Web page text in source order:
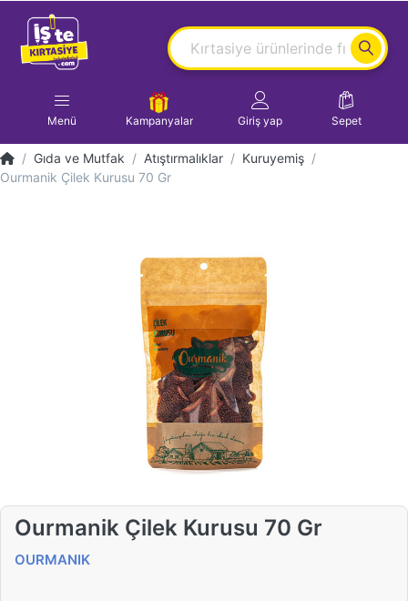
Menü Kampanyalar Giriş yap Sepet
Gıda ve Mutfak Atıştırmalıklar
Kuruyemiş
Ourmanik Çilek Kurusu 70 Gr
Ourmanik Çilek Kurusu 70 Gr
OURMANIK